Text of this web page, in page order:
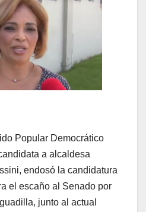
Popular Democrático
a alcaldesa
endosó la candidatura
el escaño al Senado por
junto al actual